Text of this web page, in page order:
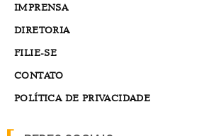
IMPRENSA
DIRETORIA
FILIE-SE
CONTATO
POLÍTICA DE PRIVACIDADE